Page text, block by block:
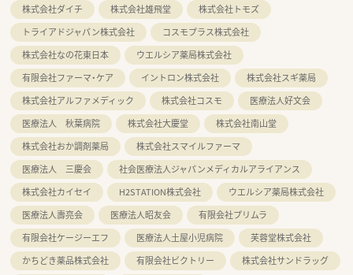
株式会社ダイチ
株式会社雄飛堂
株式会社トモズ
トライアドジャパン株式会社
コスモプラス株式会社
株式会社なの花東日本
ウエルシア薬局株式会社
有限会社ファーマ・ケア
イントロン株式会社
株式会社スギ薬局
株式会社アルファメディック
株式会社コスモ
医療法人好文会
医療法人 秋葉病院
株式会社大慶堂
株式会社南山堂
株式会社おか調剤薬局
株式会社スマイルファーマ
医療法人 三慶会
社会医療法人ジャパンメディカルアライアンス
株式会社カイセイ
H2STATION株式会社
ウエルシア薬局株式会社
医療法人壽亮会
医療法人昭友会
有限会社プリムラ
有限会社ケージーエフ
医療法人土屋小児病院
芙蓉堂株式会社
かちどき薬品株式会社
有限会社ビクトリー
株式会社サンドラッグ